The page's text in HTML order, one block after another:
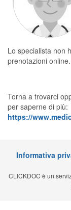
Napoli (NA)
Consulti
Planner
Lo specialista non
prenotazioni online.
Torna a trovarci
per saperne di più:
https://
Informativa
CLICKDOC è un